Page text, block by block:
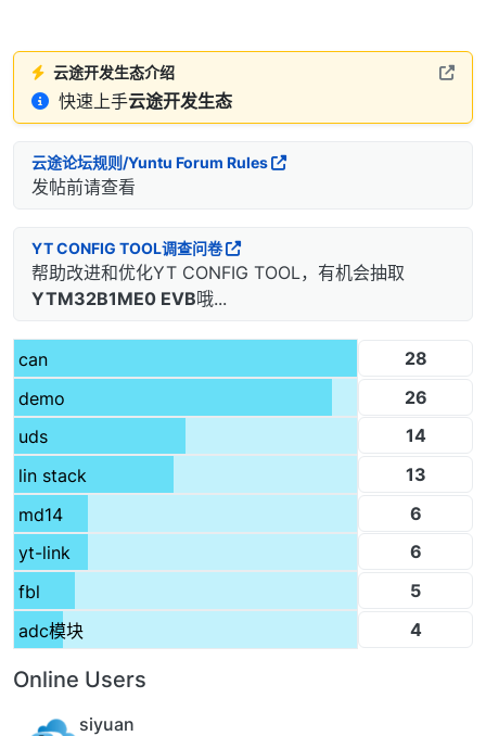
云途开发生态介绍
快速上手云途开发生态
云途论坛规则/Yuntu Forum Rules
发帖前请查看
YT CONFIG TOOL调查问卷
帮助改进和优化YT CONFIG TOOL，有机会抽取
YTM32B1ME0 EVB哦...
can
28
demo
26
uds
14
lin stack
13
md14
6
yt-link
6
fbl
5
adc模块
4
Online Users
siyuan